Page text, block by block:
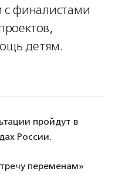
с финалистами
детям.
пройдут в
России.
переменам»